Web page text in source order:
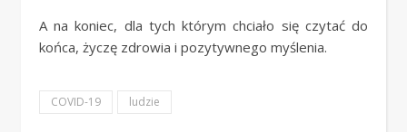
A na koniec, dla tych którym chciało się czytać do
końca, życzę zdrowia i pozytywnego myślenia.
COVID-19 ludzie